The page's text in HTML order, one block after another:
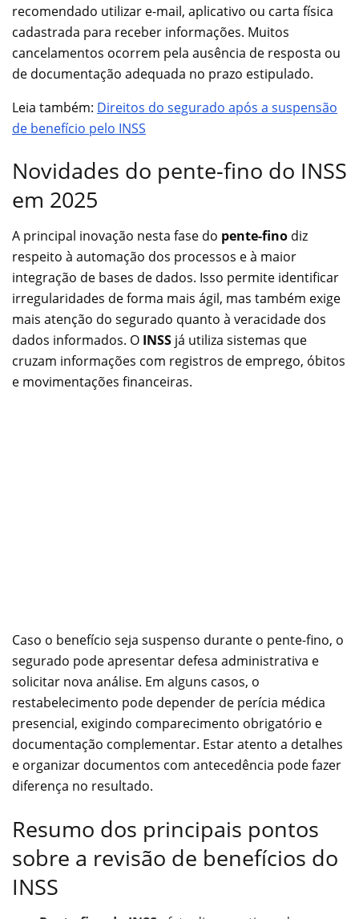
recomendado utilizar e-mail, aplicativo ou carta física
cadastrada para receber informações. Muitos
cancelamentos ocorrem pela ausência de resposta ou
de documentação adequada no prazo estipulado.
Leia também: Direitos do segurado após a suspensão
de benefício pelo INSS
Novidades do pente-fino do INSS
em 2025
A principal inovação nesta fase do pente-fino diz
respeito à automação dos processos e à maior
integração de bases de dados. Isso permite identificar
irregularidades de forma mais ágil, mas também exige
mais atenção do segurado quanto à veracidade dos
dados informados. O INSS já utiliza sistemas que
cruzam informações com registros de emprego, óbitos
e movimentações financeiras.
Caso o benefício seja suspenso durante o pente-fino, o
segurado pode apresentar defesa administrativa e
solicitar nova análise. Em alguns casos, o
restabelecimento pode depender de perícia médica
presencial, exigindo comparecimento obrigatório e
documentação complementar. Estar atento a detalhes
e organizar documentos com antecedência pode fazer
diferença no resultado.
Resumo dos principais pontos
sobre a revisão de benefícios do
INSS